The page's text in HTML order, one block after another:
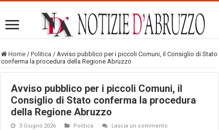
Home / Politica / Avviso pubblico per i piccoli Comuni, il Consiglio di Stato
conferma la procedura della Regione Abruzzo
Avviso pubblico per i piccoli Comuni, il
Consiglio di Stato conferma la procedura
della Regione Abruzzo
3 Giugno 2026 Politica Lascia un commento